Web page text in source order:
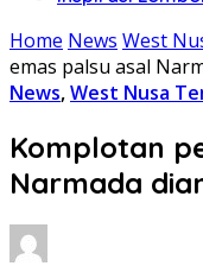
Home News West
emas palsu asal
News,West Nusa
Komplotan
Narmada